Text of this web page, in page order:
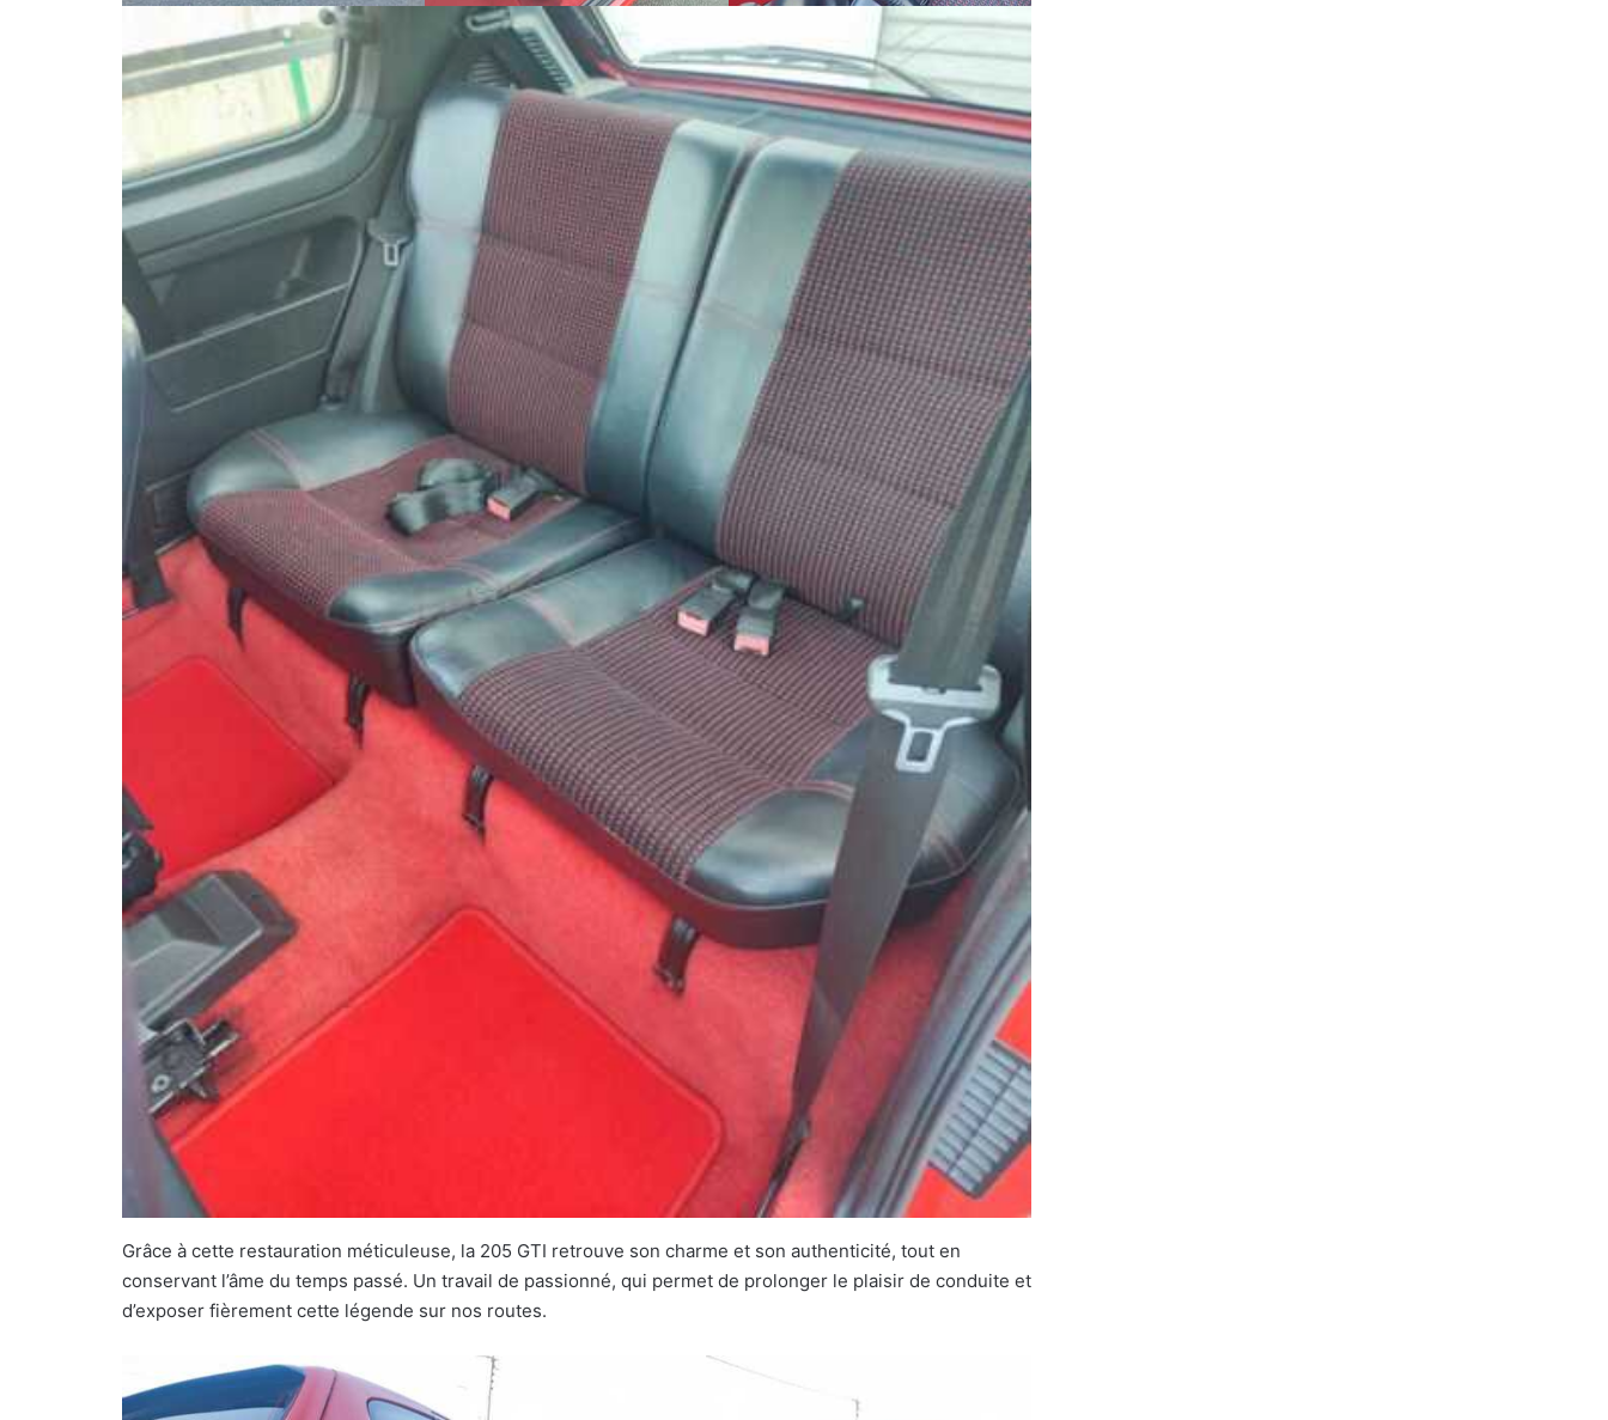
Grâce à cette restauration méticuleuse, la 205 GTI retrouve son charme et son authenticité, tout en
conservant l’âme du temps passé. Un travail de passionné, qui permet de prolonger le plaisir de conduite et
d’exposer fièrement cette légende sur nos routes.